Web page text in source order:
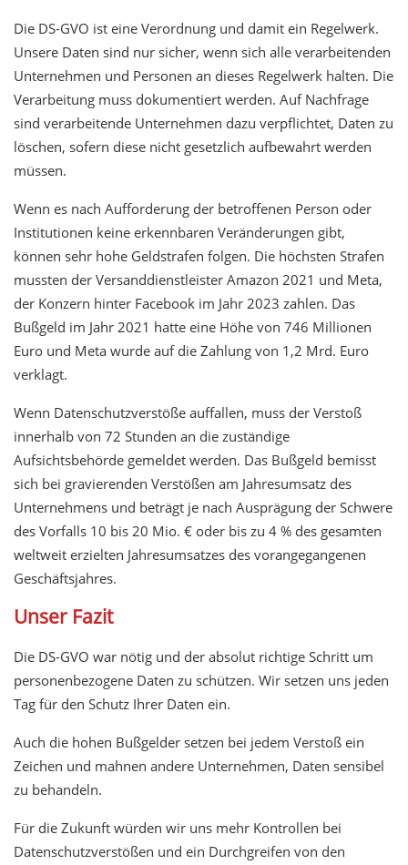
Die DS-GVO ist eine Verordnung und damit ein Regelwerk.
Unsere Daten sind nur sicher, wenn sich alle verarbeitenden
Unternehmen und Personen an dieses Regelwerk halten. Die
Verarbeitung muss dokumentiert werden. Auf Nachfrage
sind verarbeitende Unternehmen dazu verpflichtet, Daten zu
löschen, sofern diese nicht gesetzlich aufbewahrt werden
müssen.
Wenn es nach Aufforderung der betroffenen Person oder
Institutionen keine erkennbaren Veränderungen gibt,
können sehr hohe Geldstrafen folgen. Die höchsten Strafen
mussten der Versanddienstleister Amazon 2021 und Meta,
der Konzern hinter Facebook im Jahr 2023 zahlen. Das
Bußgeld im Jahr 2021 hatte eine Höhe von 746 Millionen
Euro und Meta wurde auf die Zahlung von 1,2 Mrd. Euro
verklagt.
Wenn Datenschutzverstöße auffallen, muss der Verstoß
innerhalb von 72 Stunden an die zuständige
Aufsichtsbehörde gemeldet werden. Das Bußgeld bemisst
sich bei gravierenden Verstößen am Jahresumsatz des
Unternehmens und beträgt je nach Ausprägung der Schwere
des Vorfalls 10 bis 20 Mio. € oder bis zu 4 % des gesamten
weltweit erzielten Jahresumsatzes des vorangegangenen
Geschäftsjahres.
Unser Fazit
Die DS-GVO war nötig und der absolut richtige Schritt um
personenbezogene Daten zu schützen. Wir setzen uns jeden
Tag für den Schutz Ihrer Daten ein.
Auch die hohen Bußgelder setzen bei jedem Verstoß ein
Zeichen und mahnen andere Unternehmen, Daten sensibel
zu behandeln.
Für die Zukunft würden wir uns mehr Kontrollen bei
Datenschutzverstößen und ein Durchgreifen von den